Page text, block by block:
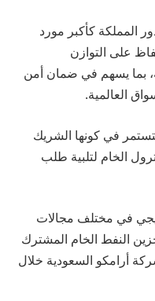
المملكة كأكبر مورد
على التوازن
بما يسهم في ضمان أمن
العالمية.
في كونها الشريك
الخام لتلبية طلب
في مختلف مجالات
النفط الخام المشترك
أرامكو السعودية خلال